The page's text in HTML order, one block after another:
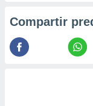
Compartir